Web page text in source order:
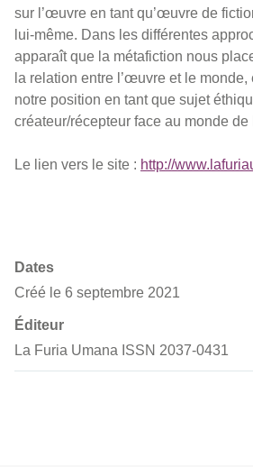
sur l’œuvre en tant qu’œuvre de
lui-même. Dans les différentes
apparaît que la métafiction nous
la relation entre l’œuvre et le
notre position en tant que sujet
créateur/récepteur face au monde de
Le lien vers le site : http://
Dates
Créé le 6 septembre 2021
Éditeur
La Furia Umana ISSN 2037-0431